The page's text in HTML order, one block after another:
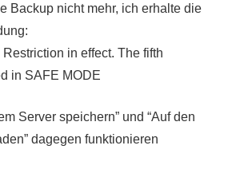
Backup nicht mehr, ich erhalte die
in effect. The fifth
in SAFE MODE
Server speichern” und “Auf den
dagegen funktionieren